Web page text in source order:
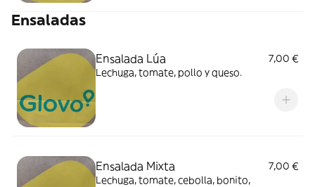
Ensaladas
Ensalada Lúa
7,00 €
Lechuga, tomate, pollo y queso.
Ensalada Mixta
7,00 €
Lechuga, tomate, cebolla, bonito,